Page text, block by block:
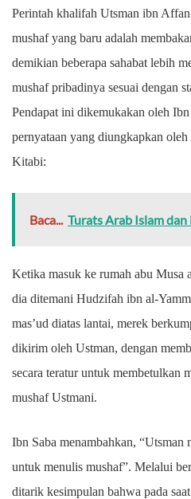
Perintah khalifah Utsman ibn
mushaf yang baru adalah
demikian beberapa sahabat lebih
mushaf pribadinya sesuai dengan
Pendapat ini dikemukakan oleh
pernyataan yang diungkapkan
Kitabi:
Baca... Turats Arab Islam dan
Ketika masuk ke rumah abu Musa
dia ditemani Hudzifah ibn al-
mas’ud diatas lantai, merek
dikirim oleh Ustman, dengan
secara teratur untuk membetulkan
mushaf Ustmani.
Ibn Saba menambahkan, “Utsman
untuk menulis mushaf”. Melalui
ditarik kesimpulan bahwa pada